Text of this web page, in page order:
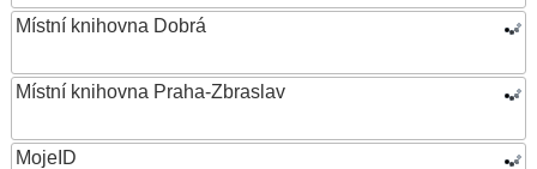
Místní knihovna Dobrá
Místní knihovna Praha-Zbraslav
MojeID